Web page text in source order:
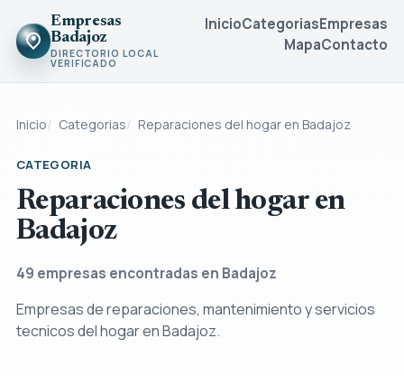
Empresas
Badajoz
DIRECTORIO LOCAL
VERIFICADO
InicioCategoriasEmpresas
MapaContacto
Inicio Categorias Reparaciones del hogar en Badajoz
CATEGORIA
Reparaciones del hogar en
Badajoz
49 empresas encontradas en Badajoz
Empresas de reparaciones, mantenimiento y servicios
tecnicos del hogar en Badajoz.